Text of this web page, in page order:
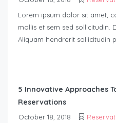
Lorem ipsum dolor sit amet,
mollis et sem sed sollicitudin.
Aliquam hendrerit sollicitudin
5 Innovative Approaches
Reservations
October 18, 2018